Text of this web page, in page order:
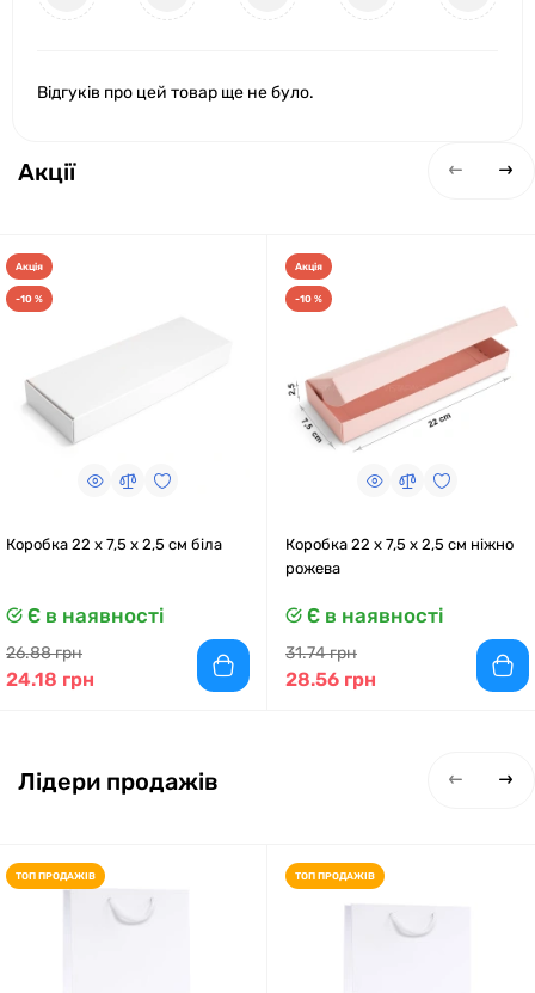
Відгуків про цей товар ще не було.
Акції
Акція
-10 %
Коробка 22 x 7,5 x 2,5 см біла
Є в наявності
26.88 грн
24.18 грн
Акція
-10 %
Коробка 22 x 7,5 x 2,5 см ніжно
рожева
Є в наявності
31.74 грн
28.56 грн
Лідери продажів
ТОП ПРОДАЖІВ ТОП ПРОДАЖІВ